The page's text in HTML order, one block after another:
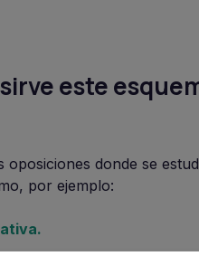
este
donde se
por ejemplo: